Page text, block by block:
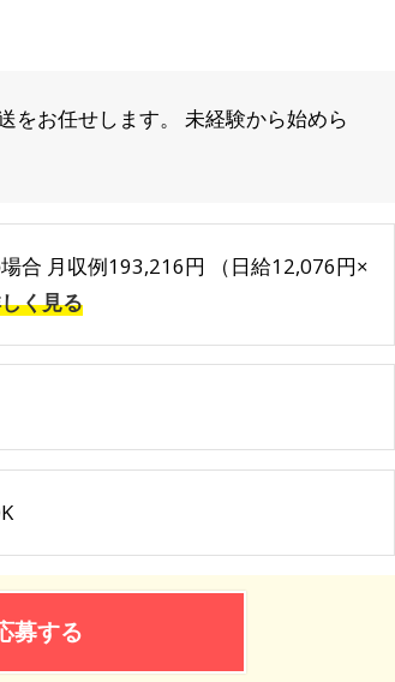
をお任せします。 未経験から始めら
合 月収例193,216円 （日給12,076円×
く見る
募する